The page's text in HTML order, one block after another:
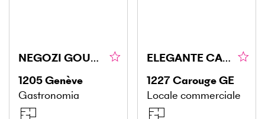
NEGOZI GOURMET, QUARTIERI VIVACI
1205Genève
Gastronomia
ELEGANTE CANTINA IN CAROUGE
1227Carouge GE
Locale commerciale